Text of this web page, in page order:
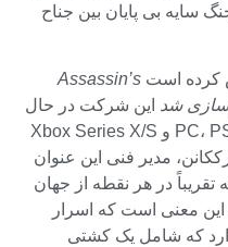
سایه بی پایان بین جناح
کرده است Assassin’s
این شرکت در حال
آماده شدن برای عرضه بر روی PC، PS5 و Xbox Series X/S
مدیر فنی این عنوان
تقریباً در هر نقطه از جهان
این معنی است که اسرار
که شامل یک کشتی